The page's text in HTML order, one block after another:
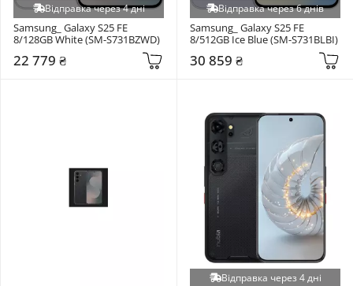
Відправка через 4 дні
Samsung_ Galaxy S25 FE
8/128GB White (SM-S731BZWD)
22 779 ₴
Відправка через 6 днів
Samsung_ Galaxy S25 FE
8/512GB Ice Blue (SM-S731BLBI)
30 859 ₴
Відправка через 4 дні